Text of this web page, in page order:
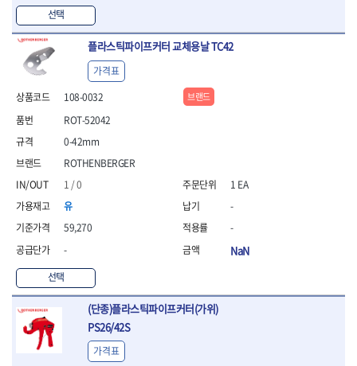
- 뻰치
- 편구스패너
- 플라이어
- 롱노우즈
- 스냅링플라이어
- 케이블커터
- 니퍼 외
- 바이스플라이어
- 공구함세트
- 콤비네이션렌치
- 양구스패너
- 콤비네이션렌치세트
- 플레어너트렌치
- 양구스패너세트
- 옵셋렌치세트
- 라쳇콤비네이션렌치세
선택
플라스틱파이프커터 교체용날 TC42
108-0032
ROTHENBERGER
1 / 0
유
59,270
-
선택
ROT-52042
0-42mm
가격표
1 EA
-
-
NaN
브랜드
(단종)플라스틱파이프커터(가위)
PS26/42S
가격표